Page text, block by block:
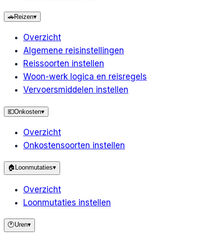
🚗Reizen▾
Overzicht
Algemene reisinstellingen
Reissoorten instellen
Woon-werk logica en reisregels
Vervoersmiddelen instellen
💶Onkosten▾
Overzicht
Onkostensoorten instellen
🏠 Loonmutaties▾
Overzicht
Loonmutaties instellen
🕐Uren▾